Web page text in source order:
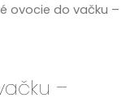
ovocie do vačku –
–